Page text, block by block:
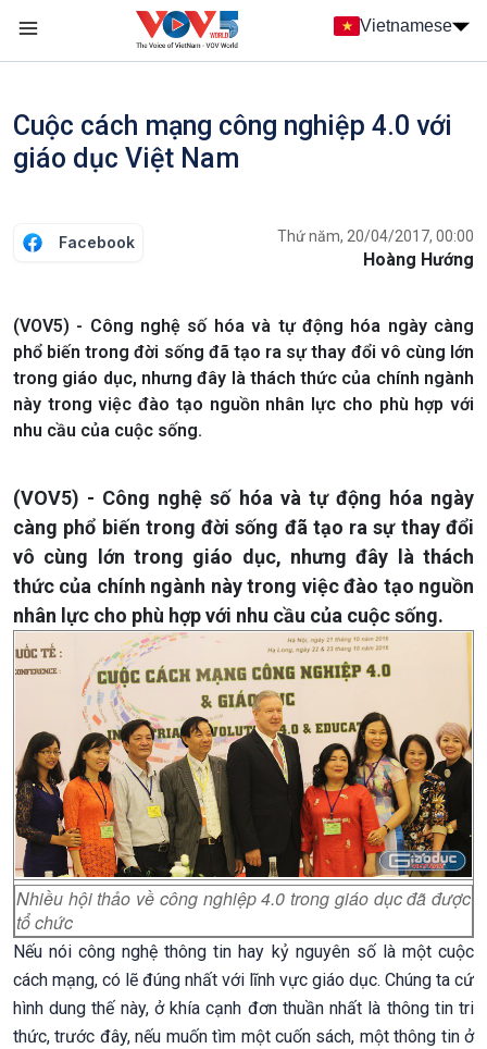
Nhảy đến nội dung
Vietnamese
Cuộc cách mạng công nghiệp 4.0 với
giáo dục Việt Nam
Facebook Thứ năm, 20/04/2017, 00:00
Hoàng Hướng
(VOV5) - Công nghệ số hóa và tự động hóa ngày càng
phổ biến trong đời sống đã tạo ra sự thay đổi vô cùng lớn
trong giáo dục, nhưng đây là thách thức của chính ngành
này trong việc đào tạo nguồn nhân lực cho phù hợp với
nhu cầu của cuộc sống.
(VOV5) - Công nghệ số hóa và tự động hóa ngày
càng phổ biến trong đời sống đã tạo ra sự thay đổi
vô cùng lớn trong giáo dục, nhưng đây là thách
thức của chính ngành này trong việc đào tạo nguồn
nhân lực cho phù hợp với nhu cầu của cuộc sống.
Nhiều hội thảo về công nghiệp 4.0 trong giáo dục đã được
tổ chức
Nếu nói công nghệ thông tin hay kỷ nguyên số là một cuộc
cách mạng, có lẽ đúng nhất với lĩnh vực giáo dục. Chúng ta cứ
hình dung thế này, ở khía cạnh đơn thuần nhất là thông tin tri
thức, trước đây, nếu muốn tìm một cuốn sách, một thông tin ở